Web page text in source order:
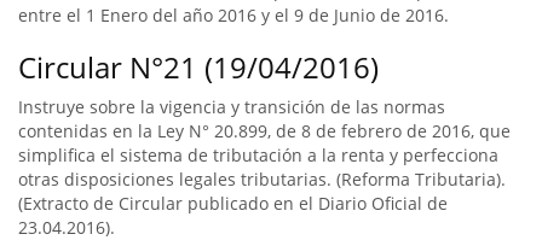
entre el 1 Enero del año 2016 y el 9 de Junio de 2016.
Circular N°21 (19/04/2016)
Instruye sobre la vigencia y transición de las normas
contenidas en la Ley N° 20.899, de 8 de febrero de 2016, que
simplifica el sistema de tributación a la renta y perfecciona
otras disposiciones legales tributarias. (Reforma Tributaria).
(Extracto de Circular publicado en el Diario Oficial de
23.04.2016).